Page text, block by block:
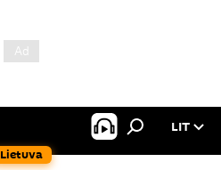
Lietuva
LIT